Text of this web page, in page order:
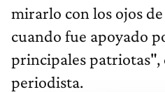
mirarlo con los ojos
cuando fue apoyado
principales patriotas",
periodista.